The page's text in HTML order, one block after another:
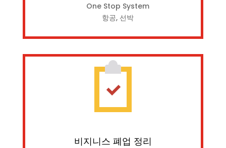
One Stop System
항공, 선박
비지니스 폐업 정리